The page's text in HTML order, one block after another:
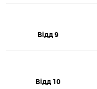
Відд 9
Відд 10